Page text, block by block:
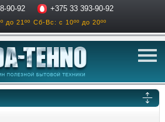
90-92 +375 33 393-90-92
до 21ºº Сб-Вс: с 10ºº до 20ºº
телевизоры